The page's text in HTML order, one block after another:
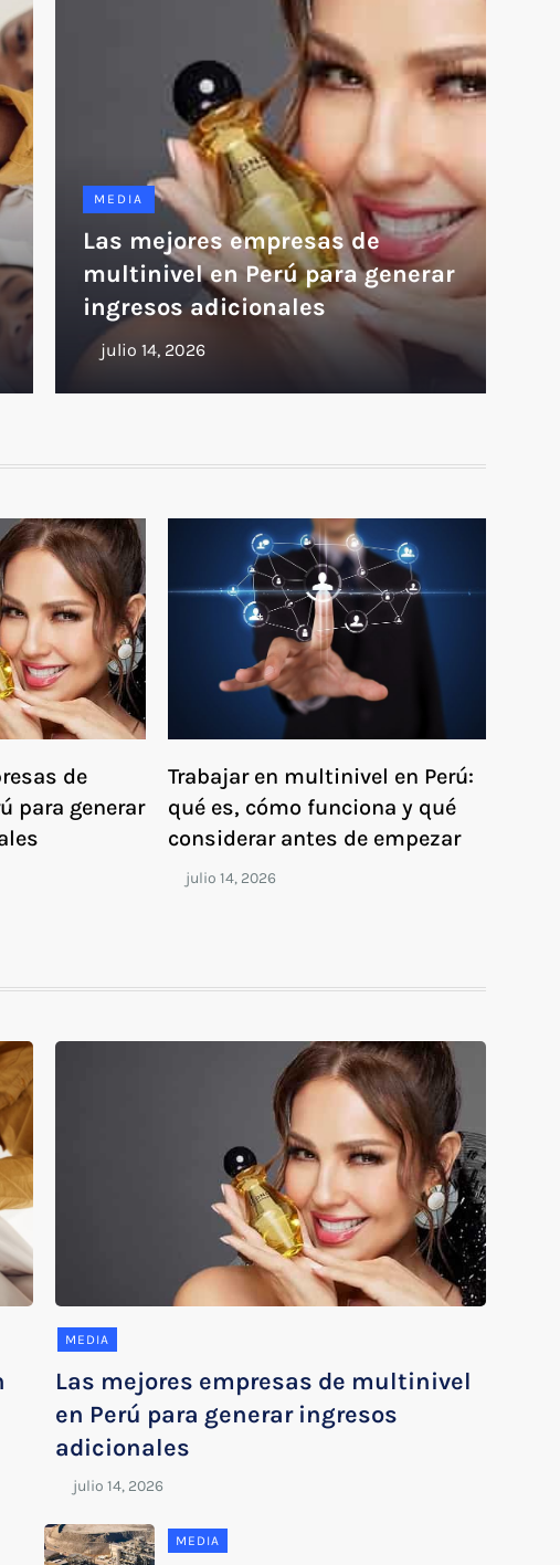
MEDIA
Las mejores empresas de
multinivel en Perú para generar
ingresos adicionales
de
para generar
Trabajar en multinivel en Perú:
qué es, cómo funciona y qué
considerar antes de empezar
MEDIA
Las mejores empresas de multinivel
en Perú para generar ingresos
adicionales
MEDIA